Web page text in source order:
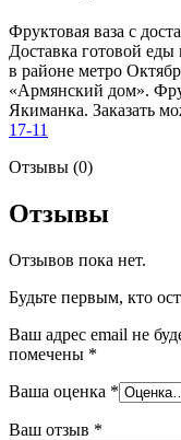
Фруктовая ваза с
Доставка готовой
в районе метро
«Армянский дом».
Якиманка. Заказать
17-11
Отзывы (0)
Отзывы
Отзывов пока нет.
Будьте первым, кто
Ваш адрес email не
помечены *
Ваша оценка *
Ваш отзыв *